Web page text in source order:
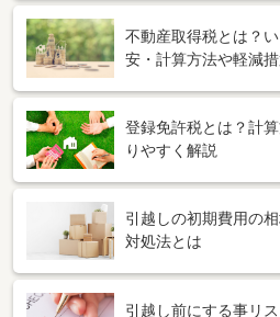
不動産取得税とは？
安・計算方法や軽減
登録免許税とは？計
りやすく解説
引越しの初期費用の
対処法とは
引越し前にする事リ